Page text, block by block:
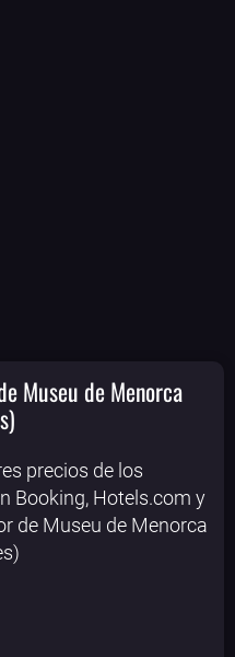
Museu de Menorca
precios de los
Booking, Hotels.com y
de Museu de Menorca